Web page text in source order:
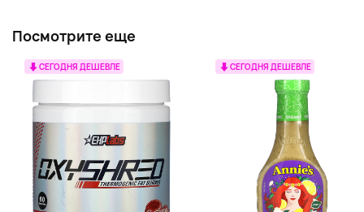
Посмотрите еще
СЕГОДНЯ ДЕШЕВЛЕ СЕГОДНЯ ДЕШЕВЛЕ